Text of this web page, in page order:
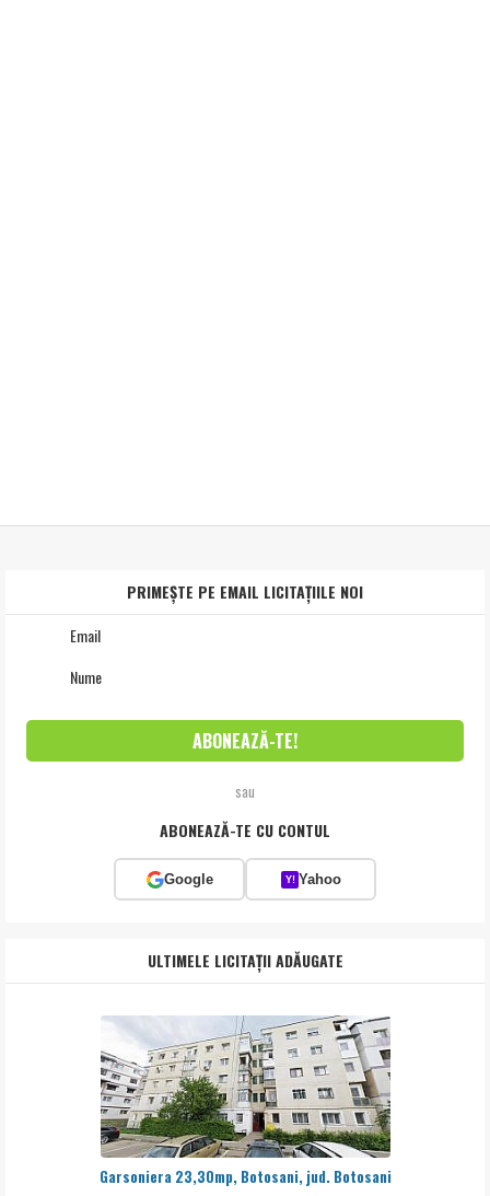
PRIMEȘTE PE EMAIL LICITAȚIILE NOI
sau
ABONEAZĂ-TE CU CONTUL
Google Y! Yahoo
ULTIMELE LICITAȚII ADĂUGATE
Garsoniera 23,30mp, Botosani, jud. Botosani